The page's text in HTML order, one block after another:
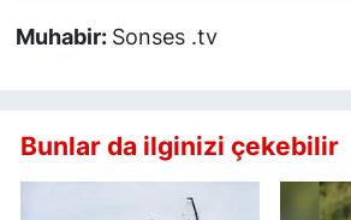
Muhabir: Sonses .tv
Bunlar da ilginizi çekebilir